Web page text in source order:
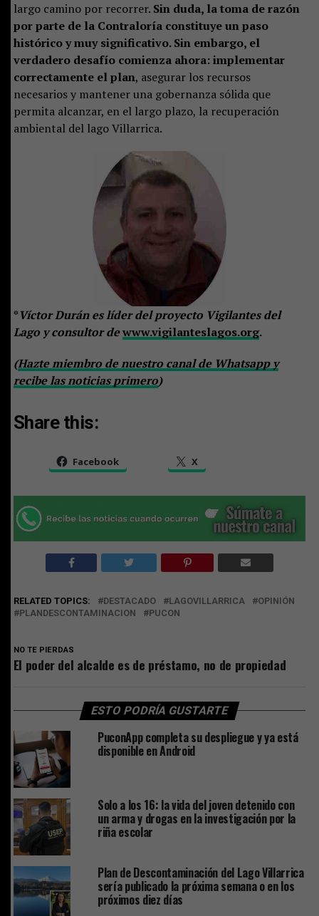
largo camino por recorrer. Sin duda, la toma de razón
por parte de la Contraloría constituye un paso
histórico y muy significativo. Sin embargo, el
verdadero desafío comienza ahora: implementar
correctamente el plan, asegurar los recursos
necesarios y mantener una gobernanza sólida que
permita alcanzar, en el largo plazo, la recuperación
ambiental del lago Villarrica.
*Víctor Durán es líder del proyecto Vigilantes del
Lago y consultor dewww.vigilanteslagos.org.
(Hazte miembro de nuestro canal de Whatsapp y
recibe las noticias primero)
Share this:
Facebook X
RELATED TOPICS: DESTACADO LAGOVILLARRICA
OPINIÓN
PLANDESCONTAMINACION
PUCON
NO TE PIERDAS
El poder del alcalde es de préstamo, no de propiedad
ESTO PODRÍA GUSTARTE
PuconApp completa su despliegue y ya está
disponible en Android
Solo a los 16: la vida del joven detenido con
un arma y drogas en la investigación por la
riña escolar
Plan de Descontaminación del Lago Villarrica
sería publicado la próxima semana o en los
próximos diez días